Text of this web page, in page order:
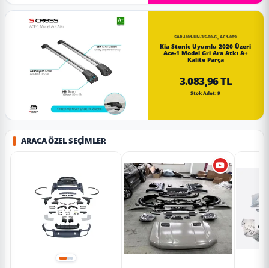
SAR-U01-UN-35-00-G_AC1-089
Kia Stonic Uyumlu 2020 Üzeri
Ace-1 Model Gri Ara Atkı A+
Kalite Parça
3.083,96 TL
Stok Adet: 9
ARACA ÖZEL SEÇIMLER